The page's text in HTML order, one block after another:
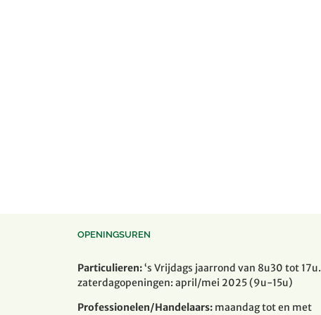
OPENINGSUREN
Particulieren:‘s Vrijdags jaarrond van 8u30 tot 17u.
zaterdagopeningen: april/mei 2025 (9u-15u)
Professionelen/Handelaars: maandag tot en met